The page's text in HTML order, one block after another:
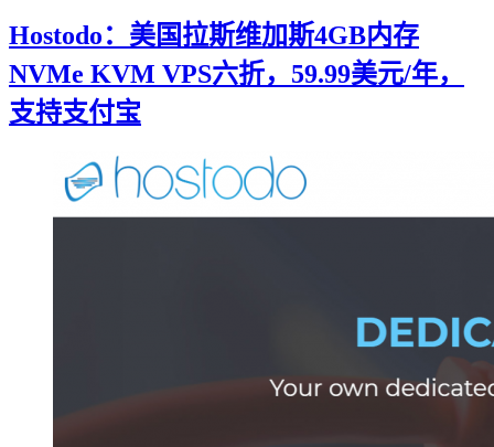
Hostodo：美国拉斯维加斯4GB内存
NVMe KVM VPS六折，59.99美元/年，
支持支付宝